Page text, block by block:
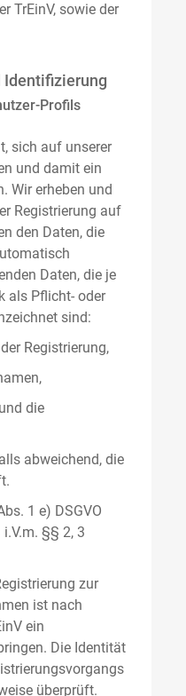
TrEinV, sowie der
Identifizierung
Profils
sich auf unserer
und damit ein
Wir erheben und
Registrierung auf
den Daten, die
Daten, die je
als Pflicht- oder
sind:
Registrierung,
die
abweichend, die
1 e) DSGVO
i.V.m. §§ 2, 3
zur
ist nach
ein
Die Identität
überprüft.